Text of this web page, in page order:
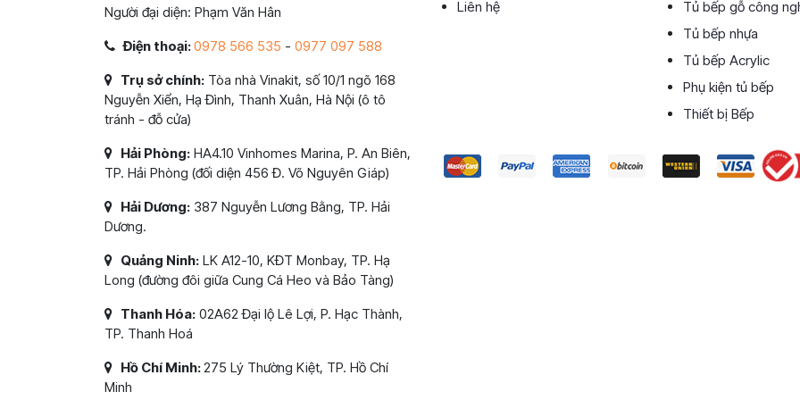
Người đại diện: Phạm Văn Hân
Điện thoại:0978 566 535 - 0977 097 588
Trụ sở chính: Tòa nhà Vinakit, số 10/1 ngõ 168
Nguyễn Xiển, Hạ Đình, Thanh Xuân, Hà Nội (ô tô
tránh - đỗ cửa)
Hải Phòng: HA4.10 Vinhomes Marina, P. An Biên,
TP. Hải Phòng (đối diện 456 Đ. Võ Nguyên Giáp)
Hải Dương: 387 Nguyễn Lương Bằng, TP. Hải
Dương.
Quảng Ninh: LK A12-10, KĐT Monbay, TP. Hạ
Long (đường đôi giữa Cung Cá Heo và Bảo Tàng)
Thanh Hóa: 02A62 Đại lộ Lê Lợi, P. Hạc Thành,
TP. Thanh Hoá
Hồ Chí Minh:275 Lý Thường Kiệt, TP. Hồ Chí
Minh
Liên hệ
Tủ bếp gỗ công
Tủ bếp nhựa
Tủ bếp Acrylic
Phụ kiện tủ bếp
Thiết bị Bếp